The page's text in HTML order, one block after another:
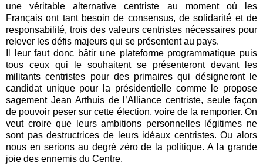
une véritable alternative centriste au moment où les
Français ont tant besoin de consensus, de solidarité et de
responsabilité, trois des valeurs centristes nécessaires pour
relever les défis majeurs qui se présentent au pays.
Il leur faut donc bâtir une plateforme programmatique puis
tous ceux qui le souhaitent se présenteront devant les
militants centristes pour des primaires qui désigneront le
candidat unique pour la présidentielle comme le propose
sagement Jean Arthuis de l’Alliance centriste, seule façon
de pouvoir peser sur cette élection, voire de la remporter. On
veut croire que leurs ambitions personnelles légitimes ne
sont pas destructrices de leurs idéaux centristes. Ou alors
nous en serions au degré zéro de la politique. A la grande
joie des ennemis du Centre.